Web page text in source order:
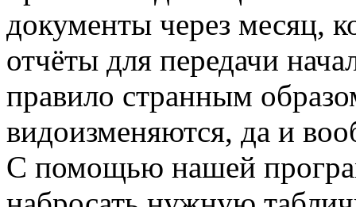
документы через месяц,
отчёты для передачи
правило странным
видоизменяются, да и
С помощью нашей